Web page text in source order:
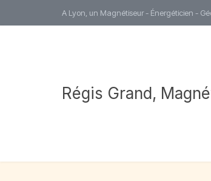
A Lyon, un Magnétiseur - Énergéticien -
Régis Grand,